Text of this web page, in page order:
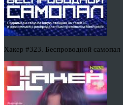
Хакер #323. Беспроводной самопал